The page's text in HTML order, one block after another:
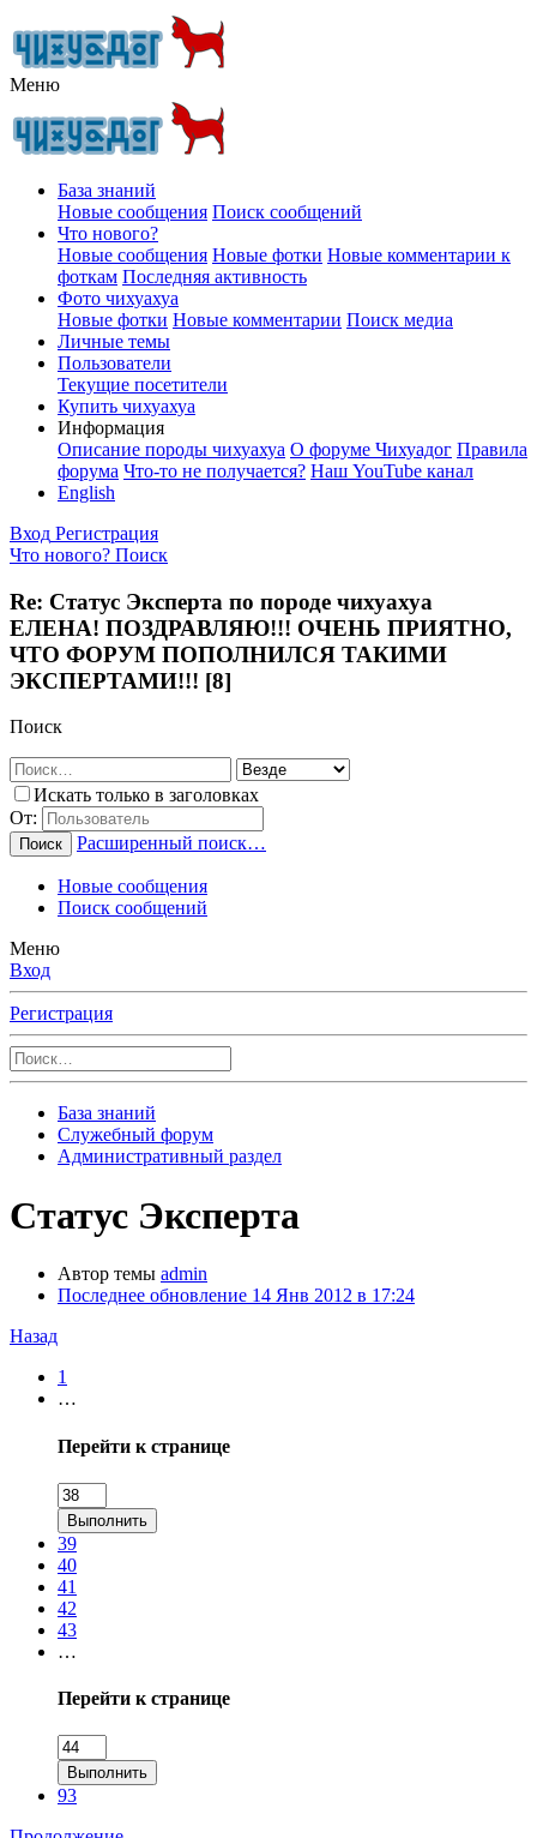
Меню
База знаний
Новые сообщения Поиск сообщений
Что нового?
Новые сообщения Новые фотки Новые комментарии к
фоткам Последняя активность
Фото чихуахуа
Новые фотки Новые комментарии Поиск медиа
Личные темы
Пользователи
Текущие посетители
Купить чихуахуа
Информация
Описание породы чихуахуа О форуме Чихуадог Правила
форума Что-то не получается? Наш YouTube канал
English
Вход Регистрация
Что нового? Поиск
Re: Статус Эксперта по породе чихуахуа
ЕЛЕНА! ПОЗДРАВЛЯЮ!!! ОЧЕНЬ ПРИЯТНО,
ЧТО ФОРУМ ПОПОЛНИЛСЯ ТАКИМИ
ЭКСПЕРТАМИ!!! [8]
Поиск
Искать только в заголовках
От:
Поиск Расширенный поиск…
Новые сообщения
Поиск сообщений
Меню
Вход
Регистрация
База знаний
Служебный форум
Административный раздел
Статус Эксперта
Автор темы admin
Последнее обновление 14 Янв 2012 в 17:24
Назад
1
…
Перейти к странице
Выполнить
39
40
41
42
43
…
Перейти к странице
Выполнить
93